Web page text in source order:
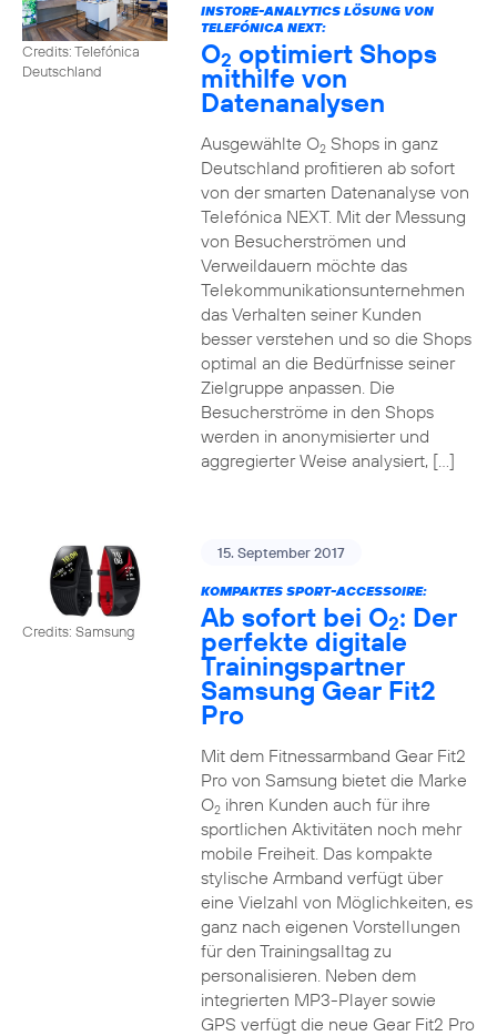
Credits: Telefónica
Deutschland
INSTORE-ANALYTICS LÖSUNG VON
TELEFÓNICA NEXT:
O2 optimiert Shops
mithilfe von
Datenanalysen
Ausgewählte O2Shops in ganz
Deutschland profitieren ab sofort
von der smarten Datenanalyse von
Telefónica NEXT. Mit der Messung
von Besucherströmen und
Verweildauern möchte das
Telekommunikationsunternehmen
das Verhalten seiner Kunden
besser verstehen und so die Shops
optimal an die Bedürfnisse seiner
Zielgruppe anpassen. Die
Besucherströme in den Shops
werden in anonymisierter und
aggregierter Weise analysiert, […]
Credits: Samsung
15. September 2017
KOMPAKTES SPORT-ACCESSOIRE:
Ab sofort bei O2: Der
perfekte digitale
Trainingspartner
Samsung Gear Fit2
Pro
Mit dem Fitnessarmband Gear Fit2
Pro von Samsung bietet die Marke
O2ihren Kunden auch für ihre
sportlichen Aktivitäten noch mehr
mobile Freiheit. Das kompakte
stylische Armband verfügt über
eine Vielzahl von Möglichkeiten, es
ganz nach eigenen Vorstellungen
für den Trainingsalltag zu
personalisieren. Neben dem
integrierten MP3-Player sowie
GPS verfügt die neue Gear Fit2 Pro